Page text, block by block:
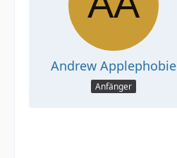
Andrew Applephobie
Anfänger